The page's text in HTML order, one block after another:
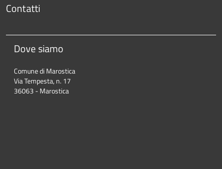
Contatti
Dove siamo
Comune di Marostica
Via Tempesta, n. 17
36063 - Marostica